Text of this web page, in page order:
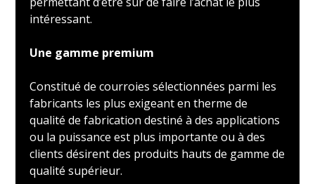
intéressant.
Une gamme premium
Constitué de courroies sélectionnées parmi les
fabricants les plus exigeant en therme de
qualité de fabrication destiné à des applications
ou la puissance est plus importante ou à des
clients désirent des produits hauts de gamme de
qualité supérieur.